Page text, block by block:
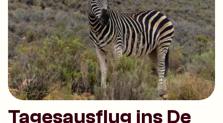
Tagesausflug ins De